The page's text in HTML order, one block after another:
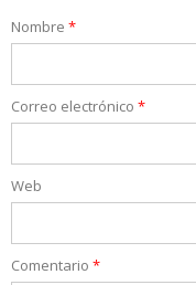
Nombre *
Correo electrónico *
Web
Comentario *